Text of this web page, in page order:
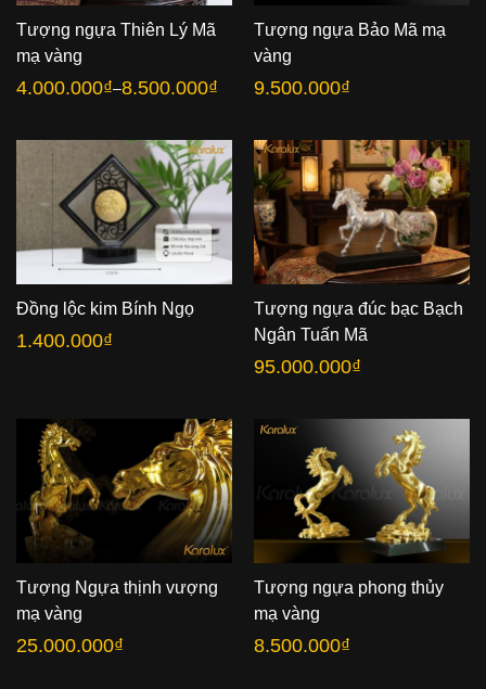
Tượng ngựa Thiên Lý Mã
mạ vàng
4.000.000₫–8.500.000₫
Khoảng
Tượng ngựa Bảo Mã mạ
vàng
9.500.000₫
Đồng lộc kim Bính Ngọ
1.400.000₫
Tượng ngựa đúc bạc Bạch
Ngân Tuấn Mã
95.000.000₫
Tượng Ngựa thịnh vượng
mạ vàng
25.000.000₫
Tượng ngựa phong thủy
mạ vàng
8.500.000₫